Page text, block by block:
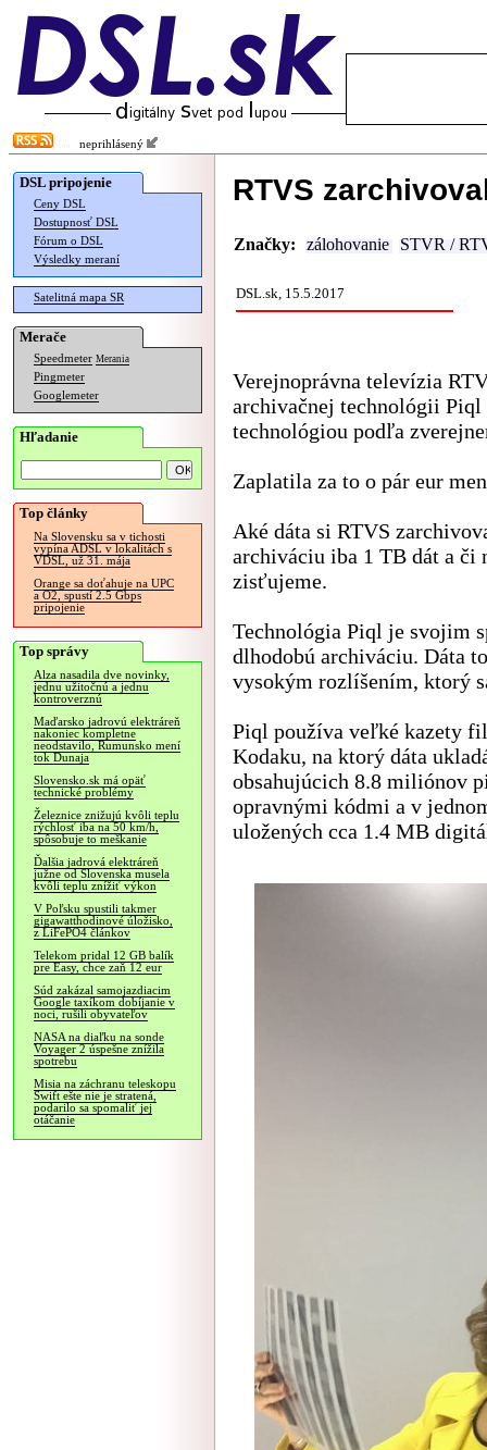
neprihlásený
DSL pripojenie
Ceny DSL
Dostupnosť DSL
Fórum o DSL
Výsledky meraní
Satelitná mapa SR
Merače
Speedmeter Merania
Pingmeter
Googlemeter
Hľadanie
Top články
Na Slovensku sa v tichosti
vypína ADSL v lokalitách s
VDSL, už 31. mája
Orange sa doťahuje na UPC
a O2, spustí 2.5 Gbps
pripojenie
Top správy
Alza nasadila dve novinky,
jednu užitočnú a jednu
kontroverznú
Maďarsko jadrovú elektráreň
nakoniec kompletne
neodstavilo, Rumunsko mení
tok Dunaja
Slovensko.sk má opäť
technické problémy
Železnice znižujú kvôli teplu
rýchlosť iba na 50 km/h,
spôsobuje to meškanie
Ďalšia jadrová elektráreň
južne od Slovenska musela
kvôli teplu znížiť výkon
V Poľsku spustili takmer
gigawatthodinové úložisko,
z LiFePO4 článkov
Telekom pridal 12 GB balík
pre Easy, chce zaň 12 eur
Súd zakázal samojazdiacim
Google taxíkom dobíjanie v
noci, rušili obyvateľov
NASA na diaľku na sonde
Voyager 2 úspešne znížila
spotrebu
Misia na záchranu teleskopu
Swift ešte nie je stratená,
podarilo sa spomaliť jej
otáčanie
RTVS
Značky: zálohovanie STVR /
DSL.sk, 15.5.2017
Verejnoprávna televízia
archivačnej technológii Piql
technológiou podľa
Zaplatila za to o pár eur
Aké dáta si RTVS
archiváciu iba 1 TB dát a či
zisťujeme.
Technológia Piql je svojim
dlhodobú archiváciu. Dáta
vysokým rozlíšením, ktorý
Piql používa veľké kazety
Kodaku, na ktorý dáta
obsahujúcich 8.8 miliónov
opravnými kódmi a v
uložených cca 1.4 MB